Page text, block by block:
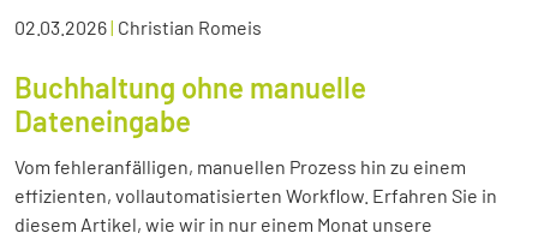
02.03.2026| Christian Romeis
Buchhaltung ohne manuelle
Dateneingabe
Vom fehleranfälligen, manuellen Prozess hin zu einem
effizienten, vollautomatisierten Workflow. Erfahren Sie in
diesem Artikel, wie wir in nur einem Monat unsere